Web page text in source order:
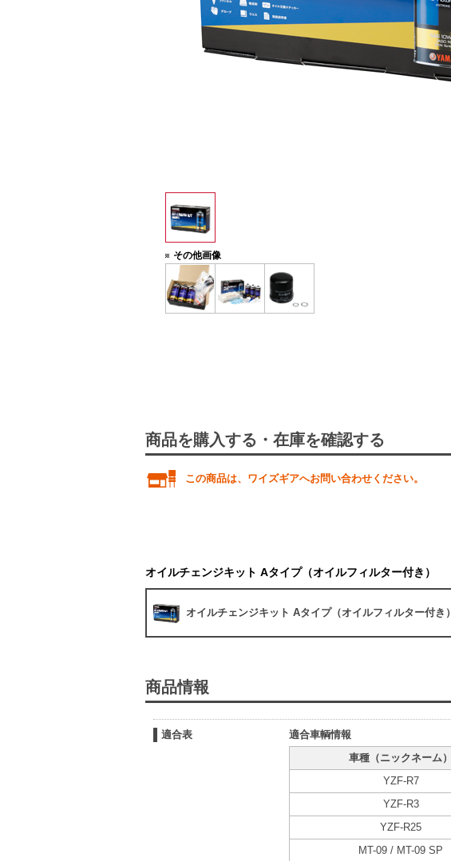
その他画像
商品を購入する・在庫を確認する
この商品は、ワイズギアへお問い合わせください。
オイルチェンジキット Aタイプ（オイルフィルター付き）
オイルチェンジキット Aタイプ（オイルフィルター付き）
商品情報
適合表
適合車輌情報
車種（ニックネーム）
YZF-R7
YZF-R3
YZF-R25
MT-09 / MT-09 SP